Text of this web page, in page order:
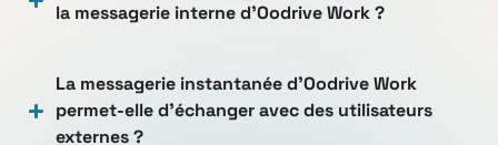
la messagerie interne d’Oodrive Work ?
La messagerie instantanée d’Oodrive Work
permet-elle d’échanger avec des utilisateurs
externes ?